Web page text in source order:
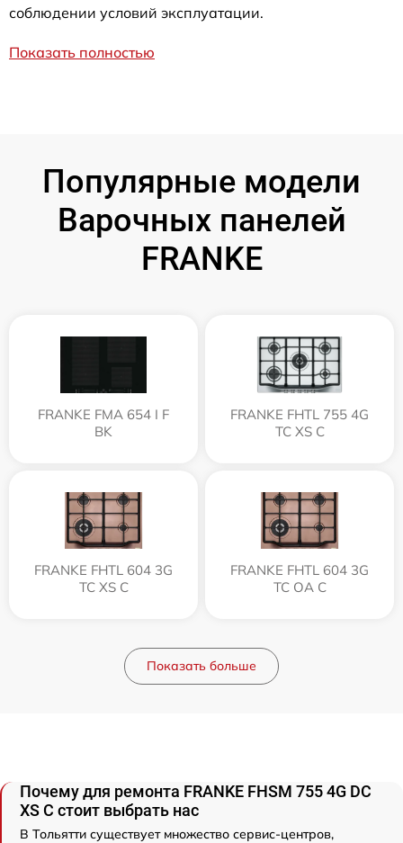
соблюдении условий эксплуатации.
Показать полностью
Популярные модели
Варочных панелей
FRANKE
FRANKE FMA 654 I F
BK
FRANKE FHTL 755 4G
TC XS C
FRANKE FHTL 604 3G
TC XS C
FRANKE FHTL 604 3G
TC OA C
Показать больше
Почему для ремонта FRANKE FHSM 755 4G DC
XS C стоит выбрать нас
В Тольятти существует множество сервис-центров,